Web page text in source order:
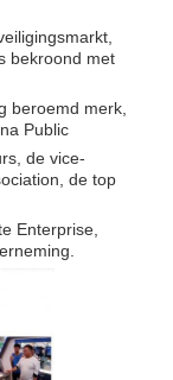
bekroond met
beroemd merk,
Public
de vice-
de top
Enterprise,